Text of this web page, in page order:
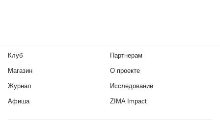
Клуб
Магазин
Журнал
Афиша
Партнерам
О проекте
Исследование
ZIMA Impact